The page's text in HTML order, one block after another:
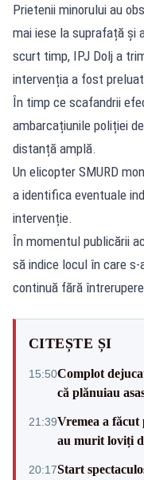
Prietenii minorului au
mai iese la suprafață și
scurt timp, IPJ Dolj a
intervenția a fost
În timp ce scafandrii
ambarcațiunile poliției
distanță amplă.
Un elicopter SMURD
a identifica eventuale
intervenție.
În momentul publicării
să indice locul în care
continuă fără
CITEȘTE ȘI
15:50Complot
că plănuiau
21:39Vremea a
au murit loviți
20:17Start